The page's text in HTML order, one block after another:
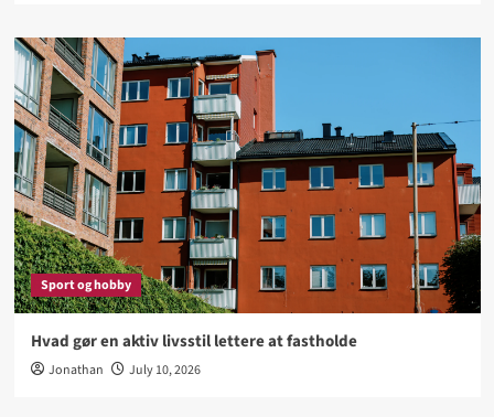
Sport og hobby
Hvad gør en aktiv livsstil lettere at fastholde
Jonathan July 10, 2026